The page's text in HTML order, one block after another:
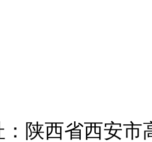
陕西省西安市